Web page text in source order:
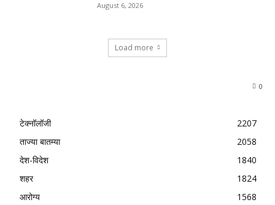
August 6, 2026
Load more
0
टेक्नॉलॉजी
2207
ताज्या बातम्या
2058
देश-विदेश
1840
शहर
1824
आरोग्य
1568